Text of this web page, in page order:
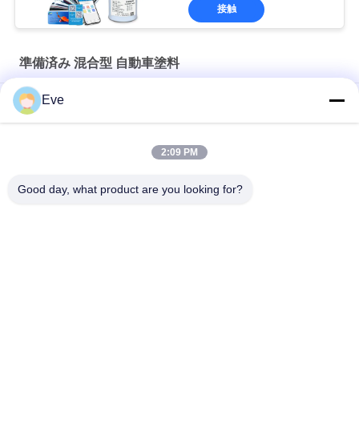
接触
準備済み 混合型 自動車塗料
防湿 混ざった車用塗料 青空 紫外線対策 多機能
毒
Eve
2:09 PM
Good day, what product are you looking for?